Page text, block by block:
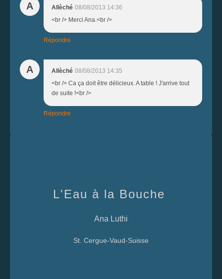
A Allèché 08/08/2013 14:36
<br /> Merci Ana.<br />
Répondre
A Allèché 08/08/2013 14:35
<br /> Ca ça doit être délicieux. A table ! J'arrive tout
de suite !<br />
Répondre
L'Eau à la Bouche
Ana Luthi
St. Cergue-Vaud-Suisse